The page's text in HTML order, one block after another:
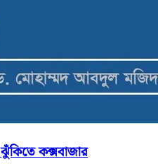
ঝুঁকিতে কক্সবাজার